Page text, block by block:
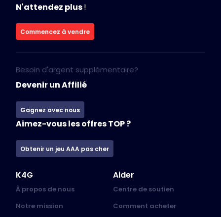
N'attendez plus!
Commencez à vendre
Besoin d'argent supplémentaire?
Devenir un Affilié
Gagnez avec nous
Aimez-vous les offres TOP ?
Obtenir un jeu AAA pas cher
K4G
À propos de nous
Notre mission
Aider
Centre de soutien
Comment acheter